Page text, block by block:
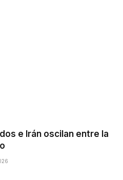
e Irán oscilan entre la